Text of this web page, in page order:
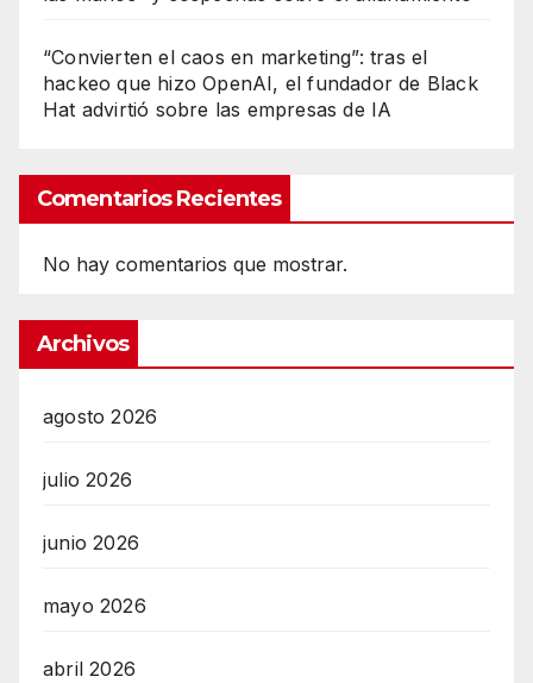
“Convierten el caos en marketing”: tras el
hackeo que hizo OpenAI, el fundador de Black
Hat advirtió sobre las empresas de IA
Comentarios Recientes
No hay comentarios que mostrar.
Archivos
agosto 2026
julio 2026
junio 2026
mayo 2026
abril 2026